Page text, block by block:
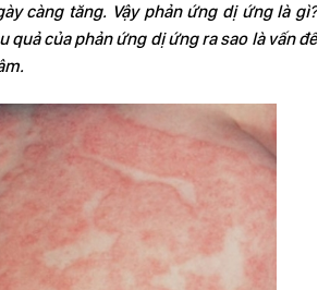
càng tăng. Vậy phản ứng dị ứng là gì?
quả của phản ứng dị ứng ra sao là vấn đề